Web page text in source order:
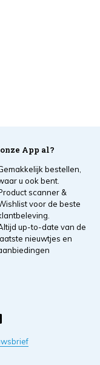
App al?
bestellen,
u ook bent.
scanner &
voor de beste
up-to-date van de
nieuwtjes en